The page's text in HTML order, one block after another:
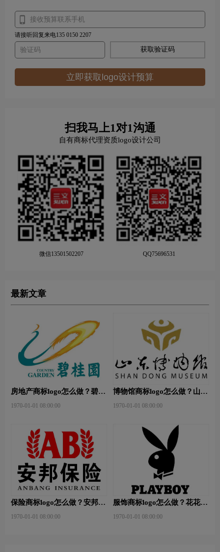
请接听回复来电135 0150 2207
获取验证码
立即获取logo设计预算
扫我马上1对1沟通
自有商标代理资质logo设计公司
微信13501502207 QQ75696531
最新文章
房地产商标logo怎么做？碧桂
1970-01-01 08:00:00
博物馆商标logo怎么做？山东
logo设计
1970-01-01 08:00:00
保险商标logo怎么做？安邦保
1970-01-01 08:00:00
服饰商标logo怎么做？花花公
1970-01-01 08:00:00